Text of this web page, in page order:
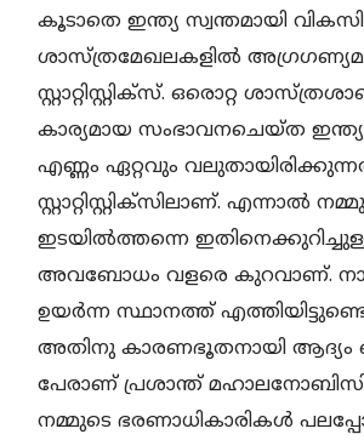
കൂടാതെ ഇന്ത്യ സ്വന്തമായി
ശാസ്ത്രമേഖലകളില്‍
സ്റ്റാറ്റിസ്റ്റിക്‌സ്. ഒരൊറ്റ
കാര്യമായ സംഭാവനചെയ്ത
എണ്ണം ഏറ്റവും
സ്റ്റാറ്റിസ്റ്റിക്‌സിലാണ്. എന്നാല്‍
ഇടയില്‍ത്തന്നെ
അവബോധം വളരെ കുറവാണ്.
ഉയര്‍ന്ന സ്ഥാനത്ത്
അതിനു കാരണഭൂതനായി ആദ്യം
പേരാണ് പ്രശാന്ത്
നമ്മുടെ ഭരണാധികാരികള്‍